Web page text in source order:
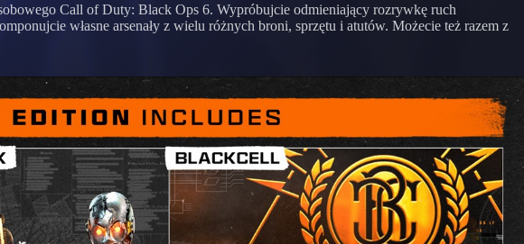
Call of Duty: Black Ops 6. Wypróbujcie odmieniający rozrywkę ruch
własne arsenały z wielu różnych broni, sprzętu i atutów. Możecie też razem z